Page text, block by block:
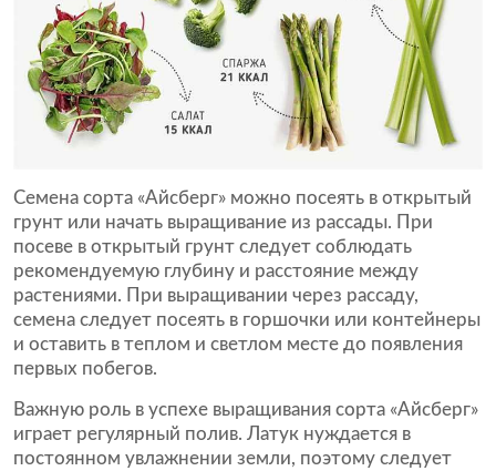
Семена сорта «Айсберг» можно посеять в открытый
грунт или начать выращивание из рассады. При
посеве в открытый грунт следует соблюдать
рекомендуемую глубину и расстояние между
растениями. При выращивании через рассаду,
семена следует посеять в горшочки или контейнеры
и оставить в теплом и светлом месте до появления
первых побегов.
Важную роль в успехе выращивания сорта «Айсберг»
играет регулярный полив. Латук нуждается в
постоянном увлажнении земли, поэтому следует